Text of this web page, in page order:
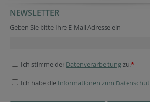
NEWSLETTER
Geben Sie bitte Ihre E-Mail Adresse ein
Ich stimme der Datenverarbeitungzu.*
Ich habe die Informationen zum